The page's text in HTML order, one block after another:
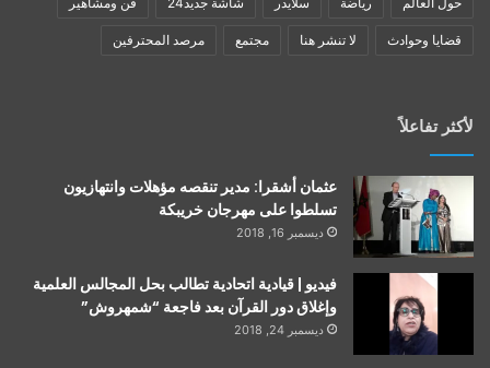
قضايا وحوادث لا تنشر هنا مجتمع مرصد المحترفين
لأكثر تفاعلاً
عثمان أشقرا: مدير تنقصه مؤهلات وانتهازيون
تسلطوا على مهرجان خريبكة
ديسمبر 16, 2018
فيديو | قيادية اتحادية تطالب بحل المجالس العلمية
وإغلاق دور القرآن بعد فاجعة “شمهروش”
ديسمبر 24, 2018